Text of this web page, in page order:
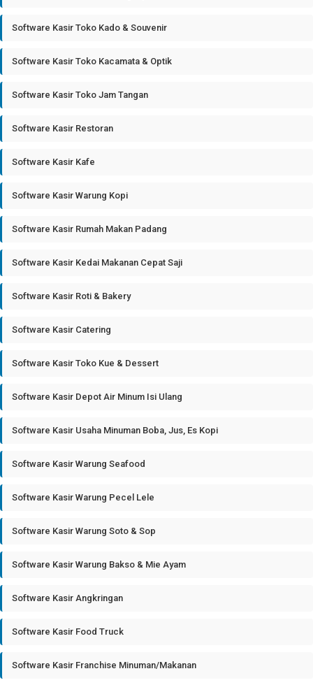
Software Kasir Toko Kado & Souvenir
Software Kasir Toko Kacamata & Optik
Software Kasir Toko Jam Tangan
Software Kasir Restoran
Software Kasir Kafe
Software Kasir Warung Kopi
Software Kasir Rumah Makan Padang
Software Kasir Kedai Makanan Cepat Saji
Software Kasir Roti & Bakery
Software Kasir Catering
Software Kasir Toko Kue & Dessert
Software Kasir Depot Air Minum Isi Ulang
Software Kasir Usaha Minuman Boba, Jus, Es Kopi
Software Kasir Warung Seafood
Software Kasir Warung Pecel Lele
Software Kasir Warung Soto & Sop
Software Kasir Warung Bakso & Mie Ayam
Software Kasir Angkringan
Software Kasir Food Truck
Software Kasir Franchise Minuman/Makanan